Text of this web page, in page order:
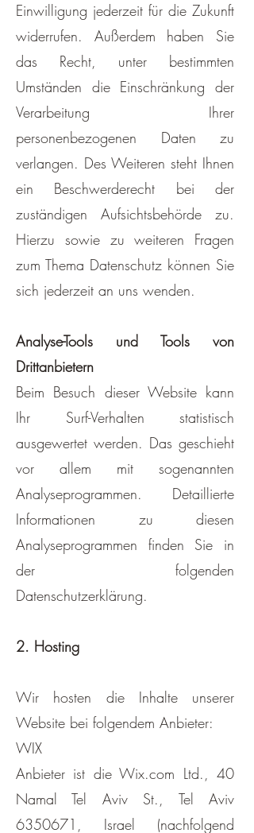
Einwilligung jederzeit für die Zukunft
widerrufen. Außerdem haben Sie
das Recht, unter bestimmten
Umständen die Einschränkung der
Verarbeitung Ihrer
personenbezogenen Daten zu
verlangen. Des Weiteren steht Ihnen
ein Beschwerderecht bei der
zuständigen Aufsichtsbehörde zu.
Hierzu sowie zu weiteren Fragen
zum Thema Datenschutz können Sie
sich jederzeit an uns wenden.
Analyse-Tools und Tools von
Drittanbietern
Beim Besuch dieser Website kann
Ihr Surf-Verhalten statistisch
ausgewertet werden. Das geschieht
vor allem mit sogenannten
Analyseprogrammen. Detaillierte
Informationen zu diesen
Analyseprogrammen finden Sie in
der folgenden
Datenschutzerklärung.
2. Hosting
Wir hosten die Inhalte unserer
Website bei folgendem Anbieter:
WIX
Anbieter ist die Wix.com Ltd., 40
Namal Tel Aviv St., Tel Aviv
6350671, Israel (nachfolgend